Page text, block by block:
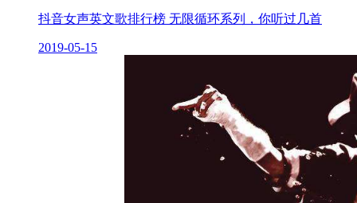
抖音女声英文歌排行榜 无限循环系列，你听过几首
2019-05-15